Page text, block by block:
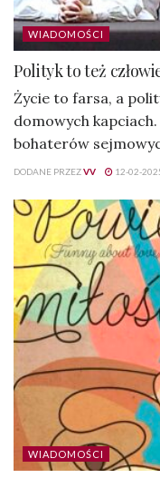
WIADOMOŚCI
Polityk to też
Życie to farsa, a
domowych
bohaterów
DODANE PRZEZVV 12-02-
WIADOMOŚCI